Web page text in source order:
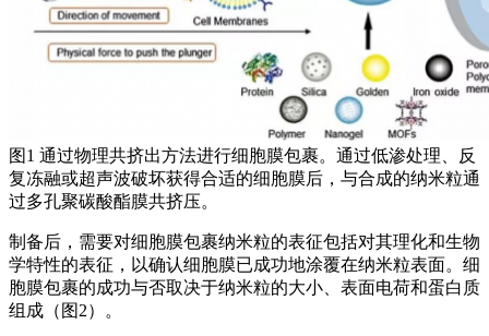
图1 通过物理共挤出方法进行细胞膜包裹。通过低渗处理、反
复冻融或超声波破坏获得合适的细胞膜后，与合成的纳米粒通
过多孔聚碳酸酯膜共挤压。
制备后，需要对细胞膜包裹纳米粒的表征包括对其理化和生物
学特性的表征，以确认细胞膜已成功地涂覆在纳米粒表面。细
胞膜包裹的成功与否取决于纳米粒的大小、表面电荷和蛋白质
组成（图2）。